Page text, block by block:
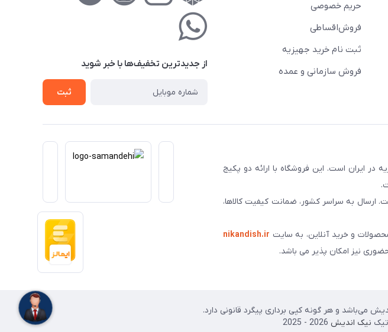
حریم خصوصی
فروش‌اقساطی
ثبت نام خرید جهیزیه
فروش سازمانی و عمده
از جدید‌ترین تخفیف‌ها با‌ خبر شوید
ثبت
مراکز خرید جهیزیه در ایران است. این فروشگاه با ارائه دو پکیج
ارسال به سراسر کشور، ضمانت کیفیت کالاها،
و خرید آنلاین، به سایت nikandish.ir
نیز امکان پذیر می باشد.
و هر گونه کپی برداری پیگرد قانونی دارد.
نیک اندیش 2026 - 2025